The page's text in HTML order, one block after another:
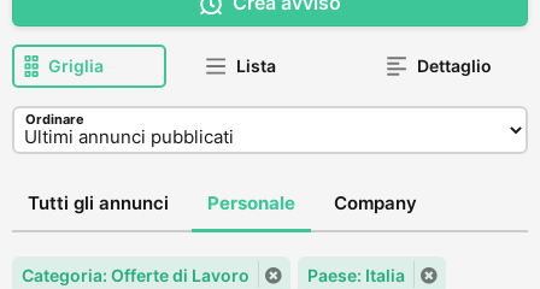
Griglia Lista Dettaglio
Ordinare
Tutti gli annunci Personale Company
Categoria: Offerte di Lavoro Paese: Italia